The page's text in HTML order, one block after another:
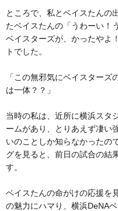
ところで、私とベイスたんの
たベイスたんの「うわーい！
ベイスターズが、かったやよ
トでした。
「この無邪気にベイスター
は一体？？」
当時の私は、近所に横浜スタ
ームがあり、とりあえず凄い
いのことしか知らなかったの
グを見ると、前日の試合の結
す。
ベイスたんの命がけの応援を
の魅力にハマり、横浜DeNA